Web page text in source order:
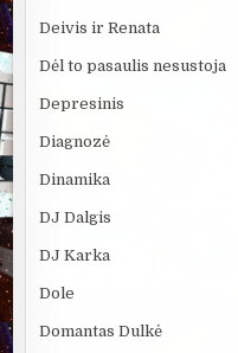
Deivis ir Renata
Dėl to pasaulis nesustoja
Depresinis
Diagnozė
Dinamika
DJ Dalgis
DJ Karka
Dole
Domantas Dulkė